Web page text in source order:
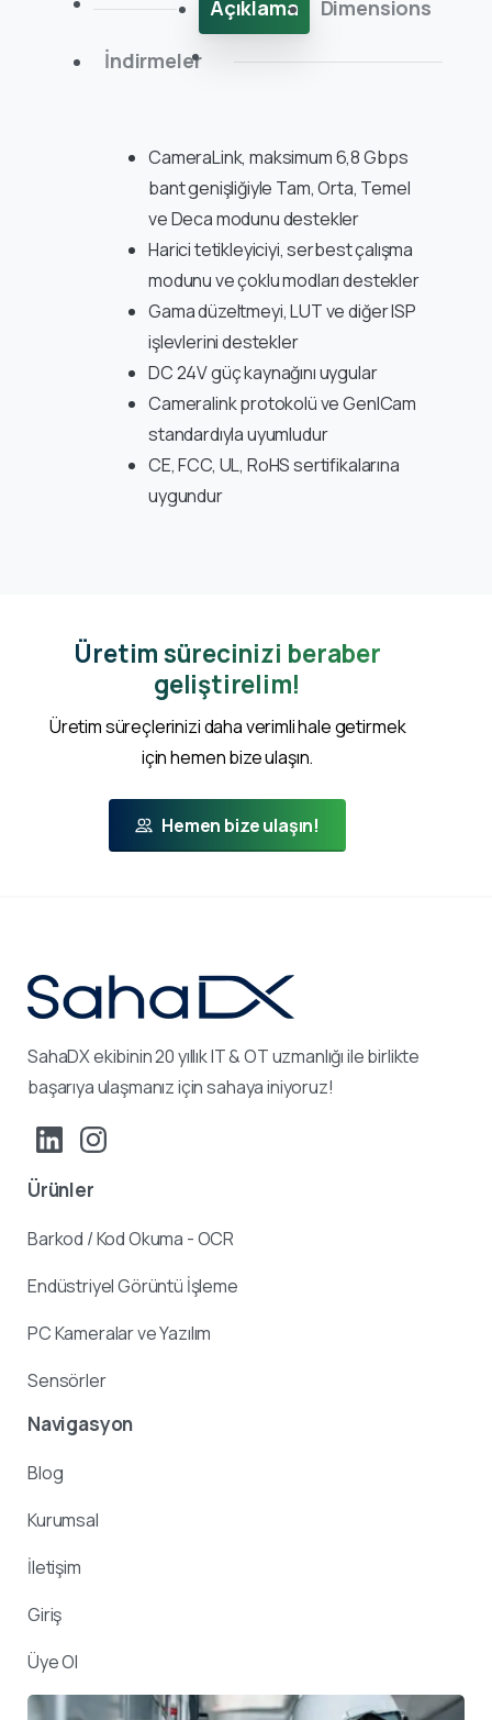
Açıklama
Dimensions
İndirmeler
CameraLink, maksimum 6,8 Gbps
bant genişliğiyle Tam, Orta, Temel
ve Deca modunu destekler
Harici tetikleyiciyi, serbest çalışma
modunu ve çoklu modları destekler
Gama düzeltmeyi, LUT ve diğer ISP
işlevlerini destekler
DC 24V güç kaynağını uygular
Cameralink protokolü ve GenICam
standardıyla uyumludur
CE, FCC, UL, RoHS sertifikalarına
uygundur
Üretim sürecinizi beraber
geliştirelim!
Üretim süreçlerinizi daha verimli hale getirmek
için hemen bize ulaşın.
Hemen bize ulaşın!
SahaDX ekibinin 20 yıllık IT & OT uzmanlığı ile birlikte
başarıya ulaşmanız için sahaya iniyoruz!
Ürünler
Barkod / Kod Okuma - OCR
Endüstriyel Görüntü İşleme
PC Kameralar ve Yazılım
Sensörler
Navigasyon
Blog
Kurumsal
İletişim
Giriş
Üye Ol